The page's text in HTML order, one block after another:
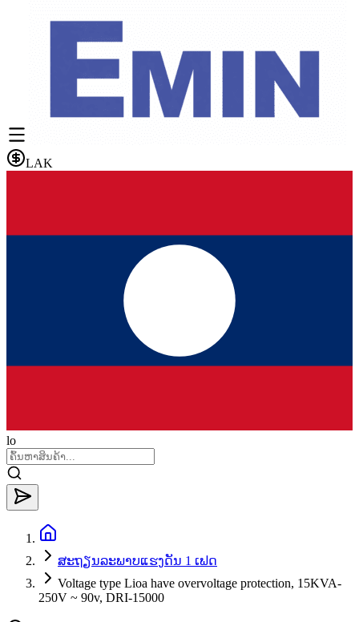
LAK
lo
ສະຖຽນລະພາບແຮງດັນ 1 ເຟດ
Voltage type Lioa have overvoltage protection, 15KVA-
250V ~ 90v, DRI-15000